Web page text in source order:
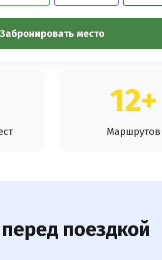
Забронировать место
12+
Маршрутов
поездкой